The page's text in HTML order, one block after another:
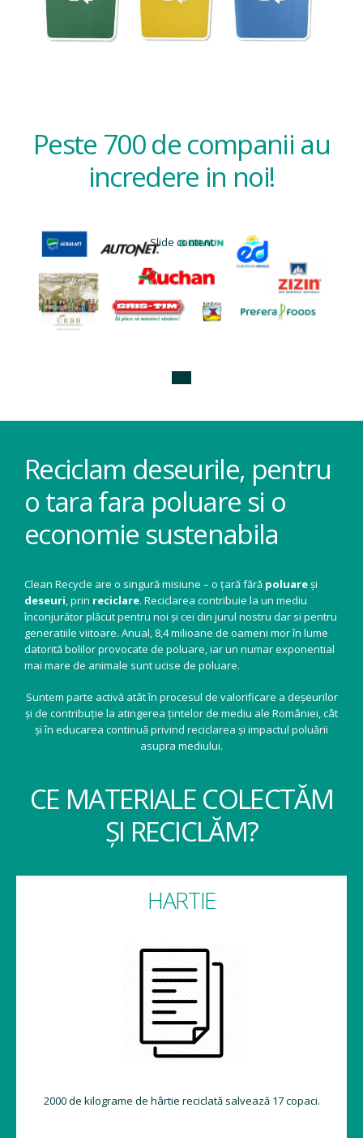
Peste 700 de companii au
incredere in noi!
Slide content
Reciclam deseurile, pentru
o tara fara poluare si o
economie sustenabila
Clean Recycle are o singură misiune – o țară fără poluareși
deseuri, prin reciclare. Reciclarea contribuie la un mediu
înconjurător plăcut pentru noi și cei din jurul nostru dar si pentru
generatiile viitoare. Anual, 8,4 milioane de oameni mor în lume
datorită bolilor provocate de poluare, iar un numar exponential
mai mare de animale sunt ucise de poluare.
Suntem parte activă atât în procesul de valorificare a deșeurilor
și de contribuție la atingerea țintelor de mediu ale României, cât
și în educarea continuă privind reciclarea și impactul poluării
asupra mediului.
CE MATERIALE COLECTĂM
ȘI RECICLĂM?
HARTIE
2000 de kilograme de hârtie reciclată salvează 17 copaci.